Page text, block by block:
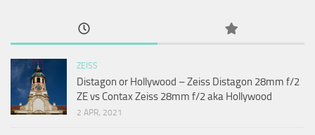
ZEISS
Distagon or Hollywood – Zeiss Distagon 28mm f/2
ZE vs Contax Zeiss 28mm f/2 aka Hollywood
2 APR, 2021